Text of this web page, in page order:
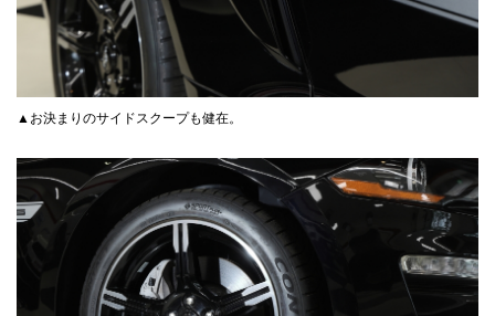
▲お決まりのサイドスクープも健在。